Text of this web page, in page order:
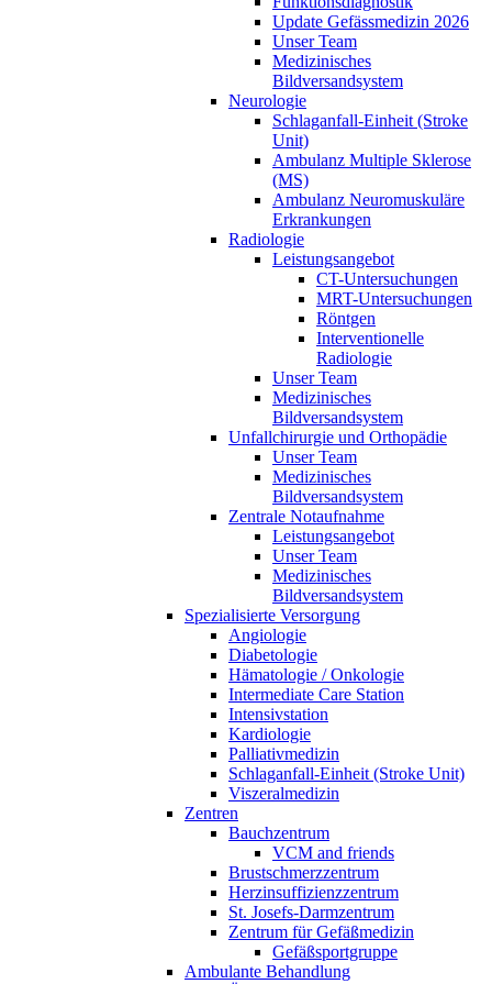
Update Gefässmedizin 2026
Unser Team
Medizinisches
Bildversandsystem
Neurologie
Schlaganfall-Einheit (Stroke
Unit)
Ambulanz Multiple Sklerose
(MS)
Ambulanz Neuromuskuläre
Erkrankungen
Radiologie
Leistungsangebot
CT-Untersuchungen
MRT-Untersuchungen
Röntgen
Interventionelle
Radiologie
Unser Team
Medizinisches
Bildversandsystem
Unfallchirurgie und Orthopädie
Unser Team
Medizinisches
Bildversandsystem
Zentrale Notaufnahme
Leistungsangebot
Unser Team
Medizinisches
Bildversandsystem
Spezialisierte Versorgung
Angiologie
Diabetologie
Hämatologie / Onkologie
Intermediate Care Station
Intensivstation
Kardiologie
Palliativmedizin
Schlaganfall-Einheit (Stroke Unit)
Viszeralmedizin
Zentren
Bauchzentrum
VCM and friends
Brustschmerzzentrum
Herzinsuffizienzzentrum
St. Josefs-Darmzentrum
Zentrum für Gefäßmedizin
Gefäßsportgruppe
Ambulante Behandlung